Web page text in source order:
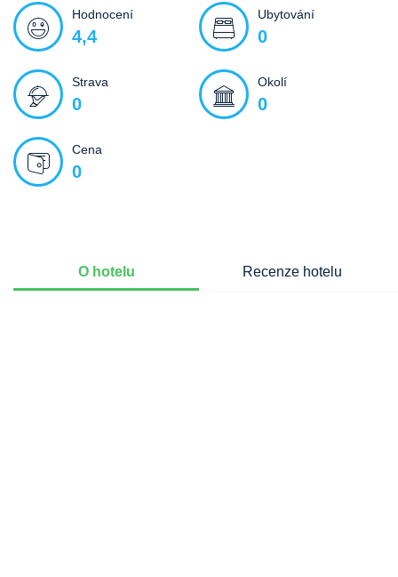
Hodnocení
4,4
Ubytování
0
Strava
0
Okolí
0
Cena
0
O hotelu Recenze hotelu